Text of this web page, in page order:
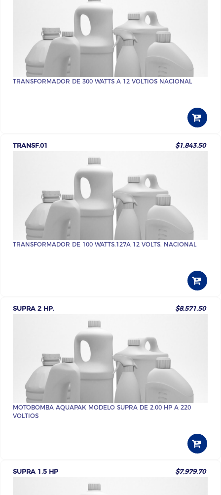
TRANSFORMADOR DE 300 WATTS A 12 VOLTIOS NACIONAL
TRANSF.01 $1,843.50
TRANSFORMADOR DE 100 WATTS.127A 12 VOLTS. NACIONAL
SUPRA 2 HP. $8,571.50
MOTOBOMBA AQUAPAK MODELO SUPRA DE 2.00 HP A 220
VOLTIOS
SUPRA 1.5 HP $7,979.70